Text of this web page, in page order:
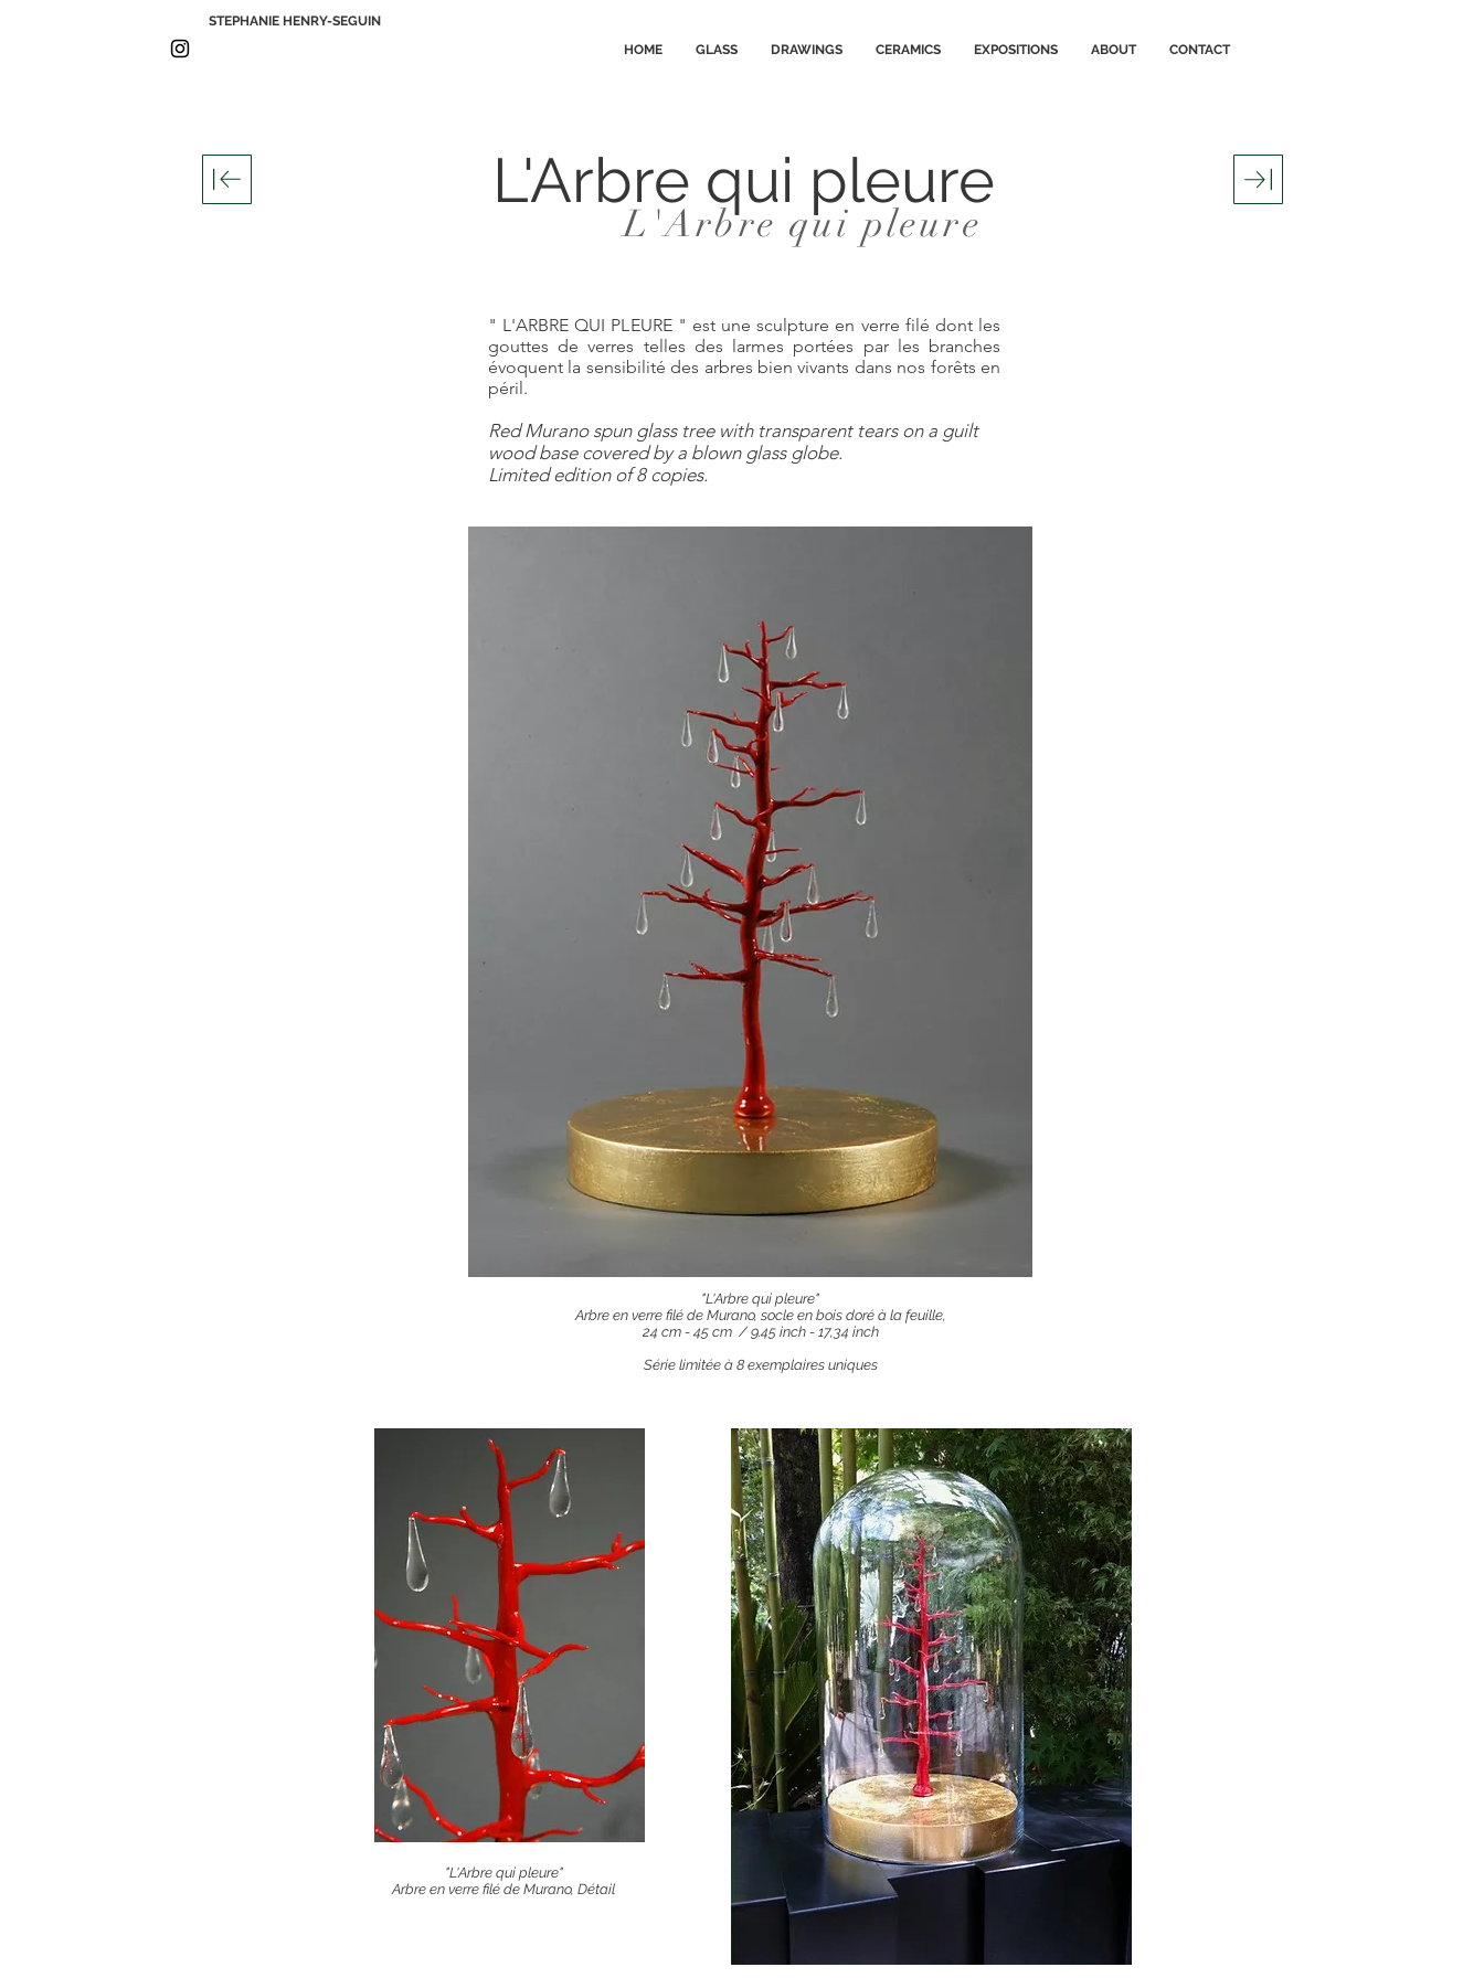
HOME GLASS DRAWINGS CERAMICS EXPOSITIONS ABOUT CONTACT
STEPHANIE HENRY-SEGUIN
L'Arbre qui pleure
L'Arbre qui pleure
" L'ARBRE QUI PLEURE " est une sculpture en verre filé dont les
gouttes de verres telles des larmes portées par les branches
évoquent la sensibilité des arbres bien vivants dans nos forêts en
péril.
Red Murano spun glass tree with transparent tears on a guilt
wood base covered by a blown glass globe.
Limited edition of 8 copies.
"L'Arbre qui pleure"
Arbre en verre filé de Murano, socle en bois doré à la feuille,
24 cm - 45 cm / 9.45 inch - 17,34 inch
Série limitée à 8 exemplaires uniques
"L'Arbre qui pleure"
Arbre en verre filé de Murano, Détail